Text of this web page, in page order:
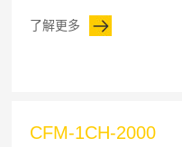
了解更多
CFM-1CH-2000